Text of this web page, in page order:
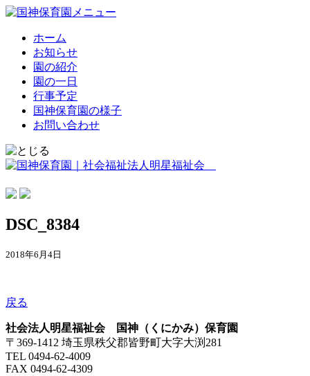
ホーム
お知らせ
園の紹介
園の一日
行事予定
国神保育園の様子
お問い合わせ
DSC_8384
2018年6月4日
戻る
社会法人明星福祉会 国神（くにかみ）保育園
〒369-1412 埼玉県秩父郡皆野町大字大渕281
TEL 0494-62-4009
FAX 0494-62-4309